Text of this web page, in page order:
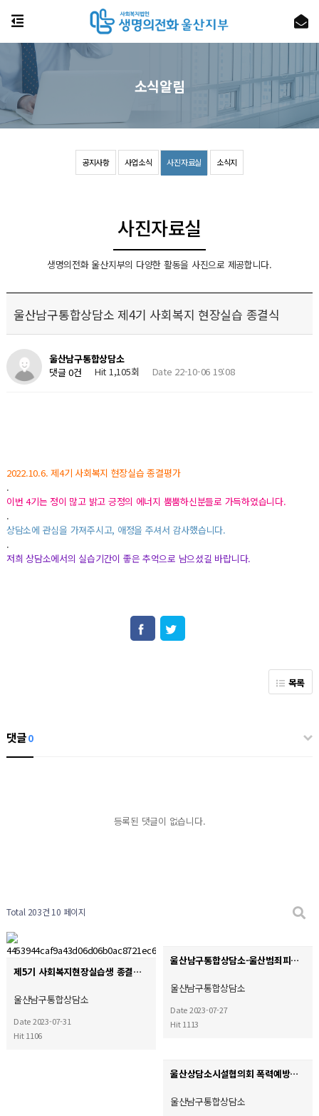
공지사항 사업소식 사진자료실 소식지
소식알림
사진자료실
생명의전화 울산지부의 다양한 활동을 사진으로 제공합니다.
울산남구통합상담소 제4기 사회복지 현장실습 종결식
울산남구통합상담소
댓글 0건
Hit 1,105회 Date 22-10-06 19:08
2022.10.6. 제4기 사회복지 현장실습 종결평가
.
이번 4기는 정이 많고 밝고 긍정의 에너지 뿜뿜하신분들로 가득하였습니다.
.
상담소에 관심을 가져주시고, 애정을 주셔서 감사했습니다.
.
저희 상담소에서의 실습기간이 좋은 추억으로 남으셨길 바랍니다.
목록
댓글0
등록된 댓글이 없습니다.
Total 203건 10 페이지
제5기 사회복지현장실습생 종결식
울산남구통합상담소
Date 2023-07-31
Hit 1106
울산남구통합상담소-울산범죄피해자지원센터 업무협약식
울산남구통합상담소
Date 2023-07-27
Hit 1113
울산상담소시설협의회 폭력예방캠페인
울산남구통합상담소